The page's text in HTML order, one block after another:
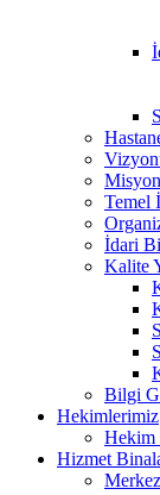
Temel
İdari
Kalite
Bilgi
Hekimlerimiz
Hekim
Hizmet